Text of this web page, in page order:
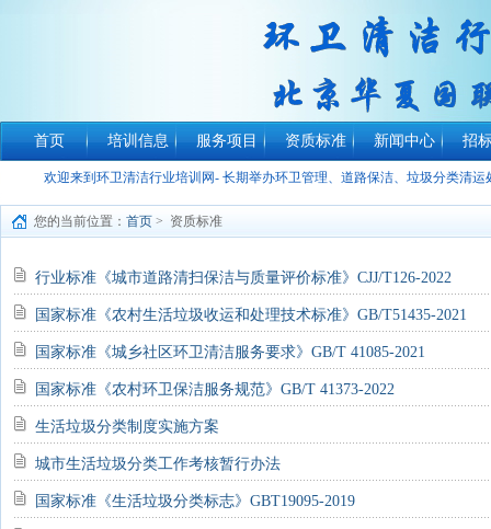
首页 培训信息 服务项目 资质标准 新闻中心 招
欢迎来到环卫清洁行业培训网- 长期举办环卫管理、道路保洁、垃圾分类清
您的当前位置： 首页 > 资质标准
行业标准《城市道路清扫保洁与质量评价标准》CJJ/T126-2022
国家标准《农村生活垃圾收运和处理技术标准》GB/T51435-2021
国家标准《城乡社区环卫清洁服务要求》GB/T 41085-2021
国家标准《农村环卫保洁服务规范》GB/T 41373-2022
生活垃圾分类制度实施方案
城市生活垃圾分类工作考核暂行办法
国家标准《生活垃圾分类标志》GBT19095-2019